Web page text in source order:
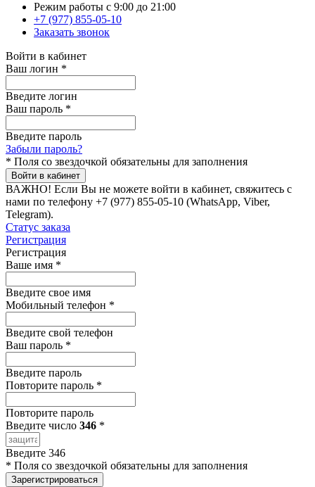
Режим работы с 9:00 до 21:00
+7 (977) 855-05-10
Заказать звонок
Войти в кабинет
Ваш логин *
Введите логин
Ваш пароль *
Введите пароль
Забыли пароль?
* Поля со звездочкой обязательны для заполнения
Войти в кабинет
ВАЖНО! Если Вы не можете войти в кабинет, свяжитесь с
нами по телефону +7 (977) 855-05-10 (WhatsApp, Viber,
Telegram).
Статус заказа
Регистрация
Регистрация
Ваше имя *
Введите свое имя
Мобильный телефон *
Введите свой телефон
Ваш пароль *
Введите пароль
Повторите пароль *
Повторите пароль
Введите число 346 *
Введите 346
* Поля со звездочкой обязательны для заполнения
Зарегистрироваться